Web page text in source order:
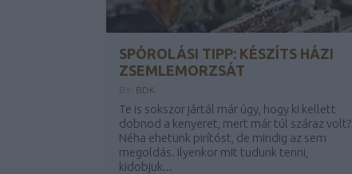
SPÓROLÁSI TIPP: KÉSZÍTS HÁZI
ZSEMLEMORZSÁT
BDK
Te is sokszor jártál már úgy, hogy ki kellett
dobnod a kenyeret, mert már túl száraz volt?
Néha ehetünk pirítóst, de mindig az sem
megoldás. Ilyenkor mit tudunk tenni,
kidobjuk...